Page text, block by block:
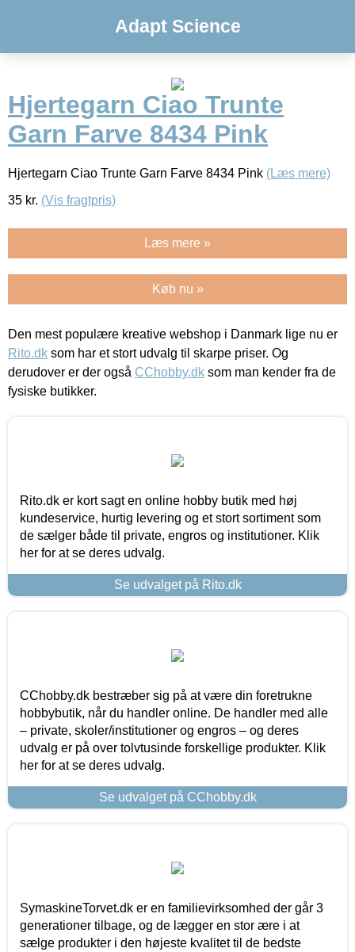
Adapt Science
Hjertegarn Ciao Trunte
Garn Farve 8434 Pink
Hjertegarn Ciao Trunte Garn Farve 8434 Pink (Læs mere)
35 kr. (Vis fragtpris)
Læs mere »
Køb nu »
Den mest populære kreative webshop i Danmark lige nu er
Rito.dk som har et stort udvalg til skarpe priser. Og
derudover er der også CChobby.dk som man kender fra de
fysiske butikker.
Rito.dk er kort sagt en online hobby butik med høj
kundeservice, hurtig levering og et stort sortiment som
de sælger både til private, engros og institutioner. Klik
her for at se deres udvalg.
Se udvalget på Rito.dk
CChobby.dk bestræber sig på at være din foretrukne
hobbybutik, når du handler online. De handler med alle
– private, skoler/institutioner og engros – og deres
udvalg er på over tolvtusinde forskellige produkter. Klik
her for at se deres udvalg.
Se udvalget på CChobby.dk
SymaskineTorvet.dk er en familievirksomhed der går 3
generationer tilbage, og de lægger en stor ære i at
sælge produkter i den højeste kvalitet til de bedste